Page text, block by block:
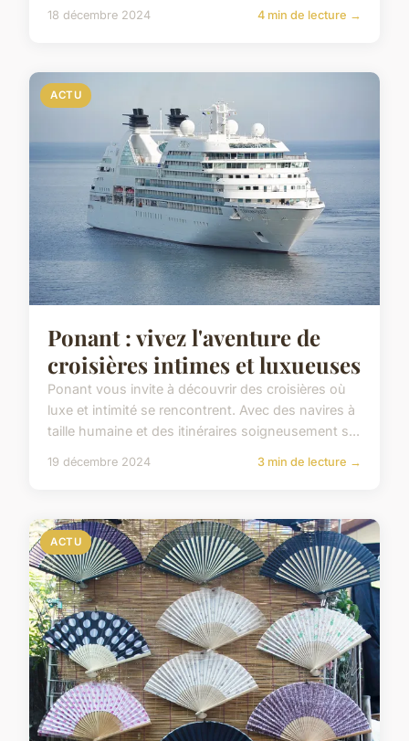
18 décembre 2024 4 min de lecture →
ACTU
Ponant : vivez l'aventure de
croisières intimes et luxueuses
Ponant vous invite à découvrir des croisières où
luxe et intimité se rencontrent. Avec des navires à
taille humaine et des itinéraires soigneusement s...
19 décembre 2024 3 min de lecture →
ACTU